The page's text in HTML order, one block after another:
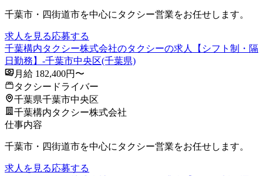
千葉市・四街道市を中心にタクシー営業をお任せします。
求人を見る応募する
千葉構内タクシー株式会社のタクシーの求人【シフト制・隔
日勤務】-千葉市中央区(千葉県)
月給 182,400円〜
タクシードライバー
千葉県千葉市中央区
千葉構内タクシー株式会社
仕事内容
千葉市・四街道市を中心にタクシー営業をお任せします。
求人を見る応募する